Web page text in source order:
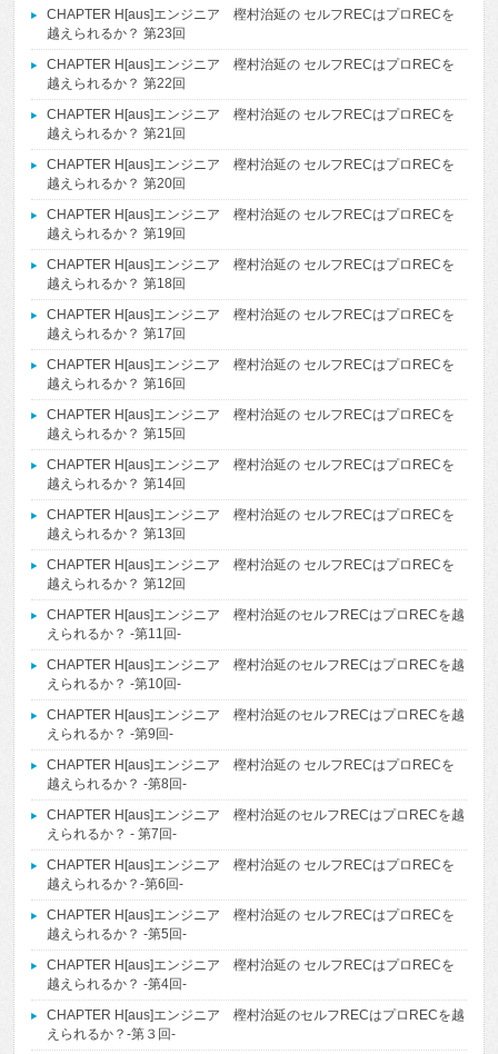
CHAPTER H[aus]エンジニア 樫村治延の セルフRECはプロRECを
越えられるか？ 第23回
CHAPTER H[aus]エンジニア 樫村治延の セルフRECはプロRECを
越えられるか？ 第22回
CHAPTER H[aus]エンジニア 樫村治延の セルフRECはプロRECを
越えられるか？ 第21回
CHAPTER H[aus]エンジニア 樫村治延の セルフRECはプロRECを
越えられるか？ 第20回
CHAPTER H[aus]エンジニア 樫村治延の セルフRECはプロRECを
越えられるか？ 第19回
CHAPTER H[aus]エンジニア 樫村治延の セルフRECはプロRECを
越えられるか？ 第18回
CHAPTER H[aus]エンジニア 樫村治延の セルフRECはプロRECを
越えられるか？ 第17回
CHAPTER H[aus]エンジニア 樫村治延の セルフRECはプロRECを
越えられるか？ 第16回
CHAPTER H[aus]エンジニア 樫村治延の セルフRECはプロRECを
越えられるか？ 第15回
CHAPTER H[aus]エンジニア 樫村治延の セルフRECはプロRECを
越えられるか？ 第14回
CHAPTER H[aus]エンジニア 樫村治延の セルフRECはプロRECを
越えられるか？ 第13回
CHAPTER H[aus]エンジニア 樫村治延の セルフRECはプロRECを
越えられるか？ 第12回
CHAPTER H[aus]エンジニア 樫村治延のセルフRECはプロRECを越
えられるか？ -第11回-
CHAPTER H[aus]エンジニア 樫村治延のセルフRECはプロRECを越
えられるか？ -第10回-
CHAPTER H[aus]エンジニア 樫村治延のセルフRECはプロRECを越
えられるか？ -第9回-
CHAPTER H[aus]エンジニア 樫村治延の セルフRECはプロRECを
越えられるか？ -第8回-
CHAPTER H[aus]エンジニア 樫村治延のセルフRECはプロRECを越
えられるか？ - 第7回-
CHAPTER H[aus]エンジニア 樫村治延の セルフRECはプロRECを
越えられるか？-第6回-
CHAPTER H[aus]エンジニア 樫村治延の セルフRECはプロRECを
越えられるか？ -第5回-
CHAPTER H[aus]エンジニア 樫村治延の セルフRECはプロRECを
越えられるか？ -第4回-
CHAPTER H[aus]エンジニア 樫村治延のセルフRECはプロRECを越
えられるか？-第３回-